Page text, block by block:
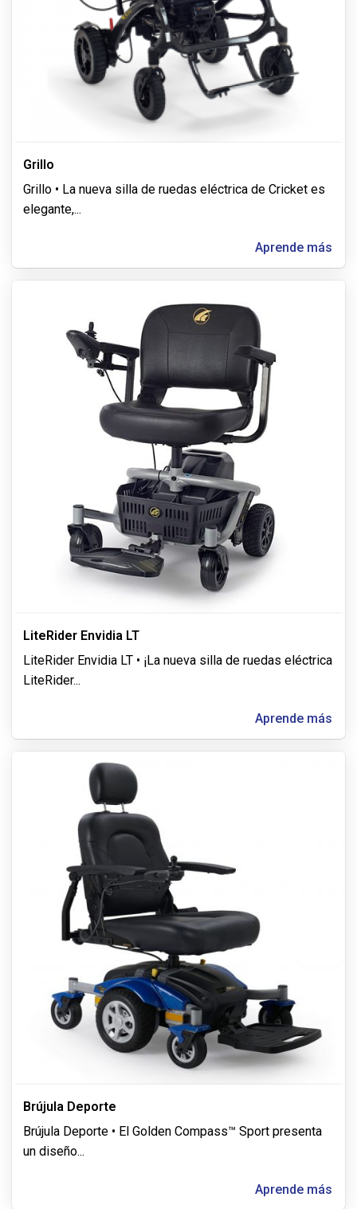
Grillo
Grillo • La nueva silla de ruedas eléctrica de Cricket es
elegante,...
Aprende más
LiteRider Envidia LT
LiteRider Envidia LT • ¡La nueva silla de ruedas eléctrica
LiteRider...
Aprende más
Brújula Deporte
Brújula Deporte • El Golden Compass™ Sport presenta
un diseño...
Aprende más